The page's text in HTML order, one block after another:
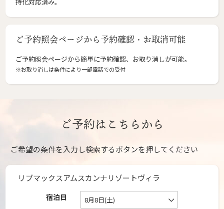
ご予約照会ページから予約確認・お取消可能
ご予約照会ページから簡単に予約確認、お取り消しが可能。
※お取り消しは条件により一部電話での受付
ご予約はこちらから
ご希望の条件を入力し検索するボタンを押してください
リブマックスアムスカンナリゾートヴィラ
宿泊日 8月8日(土)